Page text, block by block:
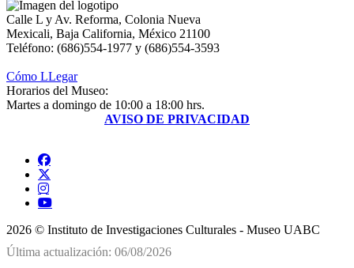
Calle L y Av. Reforma, Colonia Nueva
Mexicali, Baja California, México 21100
Teléfono: (686)554-1977 y (686)554-3593
Cómo LLegar
Horarios del Museo:
Martes a domingo de 10:00 a 18:00 hrs.
AVISO DE PRIVACIDAD
2026 © Instituto de Investigaciones Culturales - Museo UABC
Última actualización: 06/08/2026